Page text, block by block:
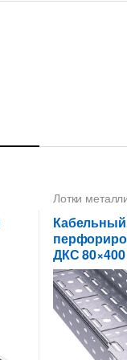
Лотки
высотой 80
ДКС